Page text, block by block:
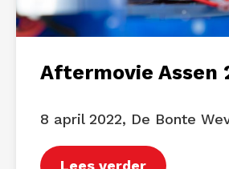
Aftermovie Assen
8 april 2022, De Bonte
Lees verder